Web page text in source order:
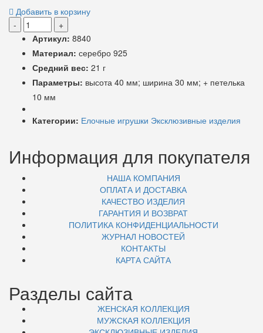
Добавить в корзину
-
+
Артикул: 8840
Материал: серебро 925
Средний вес: 21 г
Параметры: высота 40 мм; ширина 30 мм; + петелька
10 мм
Категории: Елочные игрушки Эксклюзивные изделия
Информация для покупателя
НАША КОМПАНИЯ
ОПЛАТА И ДОСТАВКА
КАЧЕСТВО ИЗДЕЛИЯ
ГАРАНТИЯ И ВОЗВРАТ
ПОЛИТИКА КОНФИДЕНЦИАЛЬНОСТИ
ЖУРНАЛ НОВОСТЕЙ
КОНТАКТЫ
КАРТА САЙТА
Разделы сайта
ЖЕНСКАЯ КОЛЛЕКЦИЯ
МУЖСКАЯ КОЛЛЕКЦИЯ